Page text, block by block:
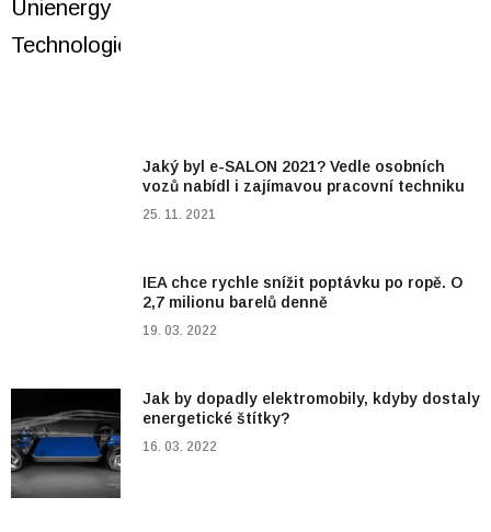
Jaký byl e-SALON 2021? Vedle osobních
vozů nabídl i zajímavou pracovní techniku
25. 11. 2021
IEA chce rychle snížit poptávku po ropě. O
2,7 milionu barelů denně
19. 03. 2022
Jak by dopadly elektromobily, kdyby dostaly
energetické štítky?
16. 03. 2022